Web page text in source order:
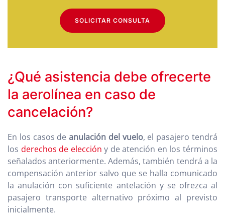
SOLICITAR CONSULTA
¿Qué asistencia debe ofrecerte
la aerolínea en caso de
cancelación?
En los casos deanulación del vuelo, el pasajero tendrá
los derechos de elección y de atención en los términos
señalados anteriormente. Además, también tendrá a la
compensación anterior salvo que se halla comunicado
la anulación con suficiente antelación y se ofrezca al
pasajero transporte alternativo próximo al previsto
inicialmente.